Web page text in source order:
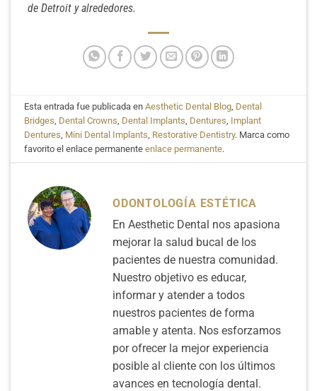
de Detroit y alrededores.
Esta entrada fue publicada enAesthetic Dental Blog, Dental
Bridges, Dental Crowns, Dental Implants, Dentures, Implant
Dentures, Mini Dental Implants, Restorative Dentistry. Marca como
favorito el enlace permanenteenlace permanente.
ODONTOLOGÍA ESTÉTICA
En Aesthetic Dental nos apasiona
mejorar la salud bucal de los
pacientes de nuestra comunidad.
Nuestro objetivo es educar,
informar y atender a todos
nuestros pacientes de forma
amable y atenta. Nos esforzamos
por ofrecer la mejor experiencia
posible al cliente con los últimos
avances en tecnología dental.